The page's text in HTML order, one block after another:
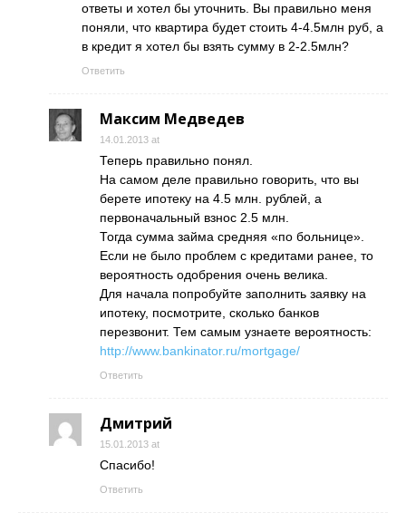
ответы и хотел бы уточнить. Вы правильно меня
поняли, что квартира будет стоить 4-4.5млн руб, а
в кредит я хотел бы взять сумму в 2-2.5млн?
Ответить
Максим Медведев
14.01.2013 at
Теперь правильно понял.
На самом деле правильно говорить, что вы
берете ипотеку на 4.5 млн. рублей, а
первоначальный взнос 2.5 млн.
Тогда сумма займа средняя «по больнице».
Если не было проблем с кредитами ранее, то
вероятность одобрения очень велика.
Для начала попробуйте заполнить заявку на
ипотеку, посмотрите, сколько банков
перезвонит. Тем самым узнаете вероятность:
http://www.bankinator.ru/mortgage/
Ответить
Дмитрий
15.01.2013 at
Спасибо!
Ответить